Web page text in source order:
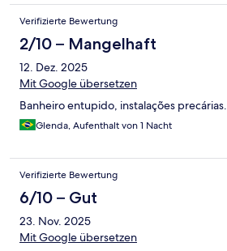
Verifizierte Bewertung
2/10 – Mangelhaft
12. Dez. 2025
Mit Google übersetzen
Banheiro entupido, instalações precárias.
Glenda, Aufenthalt von 1 Nacht
Verifizierte Bewertung
6/10 – Gut
23. Nov. 2025
Mit Google übersetzen